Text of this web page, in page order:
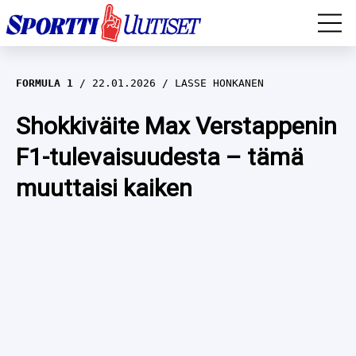
EM-YLEISURHEILU
JÄÄKIEKKO
YLEISURHEILU
WILMA HELTELÄ
TALVILAJIT
FORMULA 1 22.01.2026 LASSE HONKANEN
Shokkiväite Max Verstappenin
F1-tulevaisuudesta – tämä
muuttaisi kaiken